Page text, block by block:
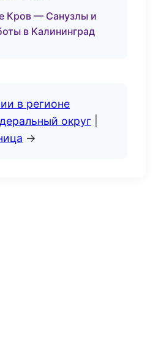
Кров — Санузлы и
в Калининград
в регионе
округ
→